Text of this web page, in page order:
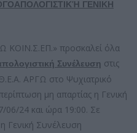
ΓΕΝΙΚΗ
ΚΟΙΝ.Σ.ΕΠ.» προσκαλεί όλα
Συνέλευση στις
ΑΡΓΩ στο Ψυχιατρικό
μη απαρτίας η Γενική
06/24 και ώρα 19:00. Σε
Γενική Συνέλευση